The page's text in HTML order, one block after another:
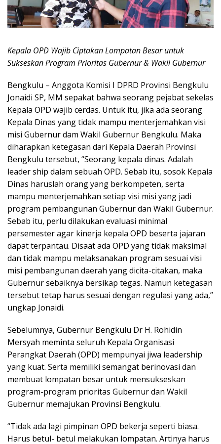
Kepala OPD Wajib Ciptakan Lompatan Besar untuk
Sukseskan Program Prioritas Gubernur & Wakil Gubernur
Bengkulu – Anggota Komisi I DPRD Provinsi Bengkulu
Jonaidi SP, MM sepakat bahwa seorang pejabat sekelas
Kepala OPD wajib cerdas. Untuk itu, jika ada seorang
Kepala Dinas yang tidak mampu menterjemahkan visi
misi Gubernur dam Wakil Gubernur Bengkulu. Maka
diharapkan ketegasan dari Kepala Daerah Provinsi
Bengkulu tersebut, “Seorang kepala dinas. Adalah
leader ship dalam sebuah OPD. Sebab itu, sosok Kepala
Dinas haruslah orang yang berkompeten, serta
mampu menterjemahkan setiap visi misi yang jadi
program pembangunan Gubernur dan Wakil Gubernur.
Sebab itu, perlu dilakukan evaluasi minimal
persemester agar kinerja kepala OPD beserta jajaran
dapat terpantau. Disaat ada OPD yang tidak maksimal
dan tidak mampu melaksanakan program sesuai visi
misi pembangunan daerah yang dicita-citakan, maka
Gubernur sebaiknya bersikap tegas. Namun ketegasan
tersebut tetap harus sesuai dengan regulasi yang ada,”
ungkap Jonaidi.
Sebelumnya, Gubernur Bengkulu Dr H. Rohidin
Mersyah meminta seluruh Kepala Organisasi
Perangkat Daerah (OPD) mempunyai jiwa leadership
yang kuat. Serta memiliki semangat berinovasi dan
membuat lompatan besar untuk mensukseskan
program-program prioritas Gubernur dan Wakil
Gubernur memajukan Provinsi Bengkulu.
“Tidak ada lagi pimpinan OPD bekerja seperti biasa.
Harus betul- betul melakukan lompatan. Artinya harus